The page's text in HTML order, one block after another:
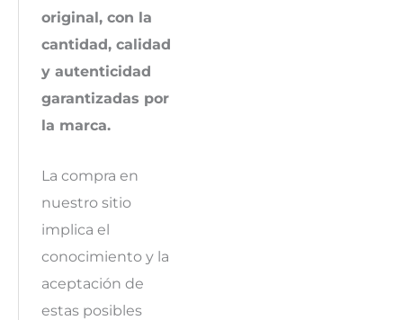
original, con la
cantidad, calidad
y autenticidad
garantizadas por
la marca.
La compra en
nuestro sitio
implica el
conocimiento y la
aceptación de
estas posibles